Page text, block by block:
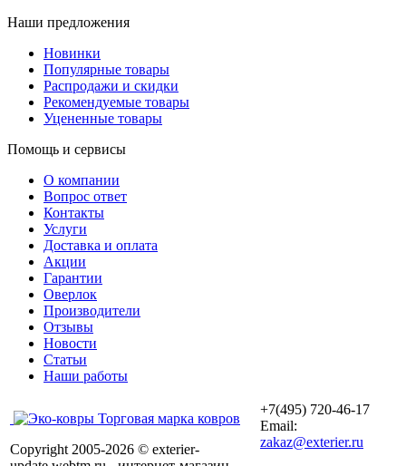
Наши предложения
Новинки
Популярные товары
Распродажи и скидки
Рекомендуемые товары
Уцененные товары
Помощь и сервисы
О компании
Вопрос ответ
Контакты
Услуги
Доставка и оплата
Акции
Гарантии
Оверлок
Производители
Отзывы
Новости
Статьи
Наши работы
Торговая марка ковров
Copyright 2005-2026 © exterier-
+7(495) 720-46-17
Email:
zakaz@exterier.ru